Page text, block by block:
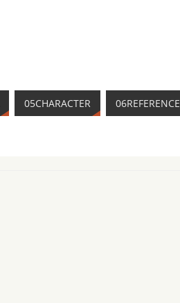
05CHARACTER 06REFERENCE